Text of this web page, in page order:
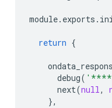
module. exports .
return {
debug(
next(null,
},